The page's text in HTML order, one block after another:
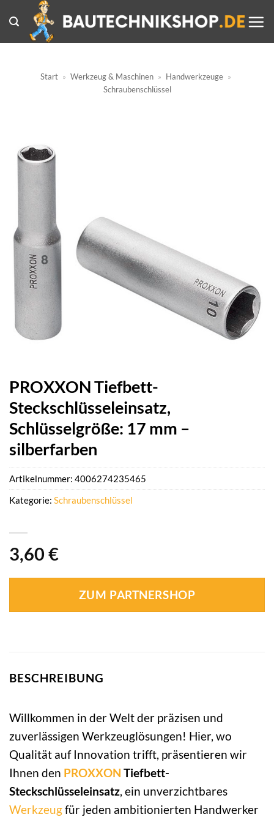
Inhalt
springen
Start » Werkzeug & Maschinen » Handwerkzeuge »
Schraubenschlüssel
PROXXON Tiefbett-
Steckschlüsseleinsatz,
Schlüsselgröße: 17 mm –
silberfarben
3,60 €
ZUM PARTNERSHOP
Artikelnummer: 4006274235465
Kategorie: Schraubenschlüssel
BESCHREIBUNG
Willkommen in der Welt der präzisen und
zuverlässigen Werkzeuglösungen! Hier, wo
Qualität auf Innovation trifft, präsentieren wir
Ihnen den PROXXON Tiefbett-
Steckschlüsseleinsatz , ein unverzichtbares
Werkzeugfür jeden ambitionierten Handwerker